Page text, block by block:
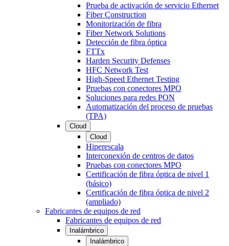
Prueba de activación de servicio Ethernet
Fiber Construction
Monitorización de fibra
Fiber Network Solutions
Detección de fibra óptica
FTTx
Harden Security Defenses
HFC Network Test
High-Speed Ethernet Testing
Pruebas con conectores MPO
Soluciones para redes PON
Automatización del proceso de pruebas
(TPA)
Cloud
Cloud
Hiperescala
Interconexión de centros de datos
Pruebas con conectores MPO
Certificación de fibra óptica de nivel 1
(básico)
Certificación de fibra óptica de nivel 2
(ampliado)
Fabricantes de equipos de red
Fabricantes de equipos de red
Inalámbrico
Inalámbrico